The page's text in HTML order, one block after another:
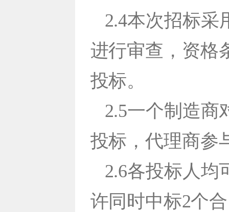
2.4本次招标采
进行审查，资格
投标。
2.5一个制造商
投标，代理商参
2.6各投标人均
许同时中标2个